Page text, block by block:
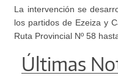
La intervención se
los partidos de Ezeiza y
Ruta Provincial Nº 58
Últimas